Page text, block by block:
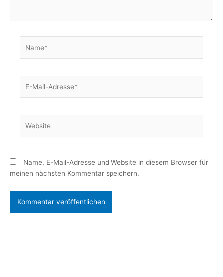
Mail-
Name, E-Mail-Adresse und Website in diesem Browser für
meinen nächsten Kommentar speichern.